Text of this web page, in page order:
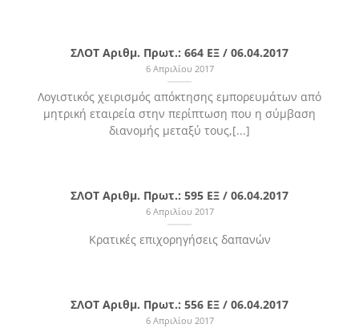
ΣΛΟΤ Αριθμ. Πρωτ.: 664 ΕΞ / 06.04.2017
6 Απριλίου 2017
Λογιστικός χειρισμός απόκτησης εμπορευμάτων από
μητρική εταιρεία στην περίπτωση που η σύμβαση
διανομής μεταξύ τους,[...]
ΣΛΟΤ Αριθμ. Πρωτ.: 595 ΕΞ / 06.04.2017
6 Απριλίου 2017
Κρατικές επιχορηγήσεις δαπανών
ΣΛΟΤ Αριθμ. Πρωτ.: 556 ΕΞ / 06.04.2017
6 Απριλίου 2017